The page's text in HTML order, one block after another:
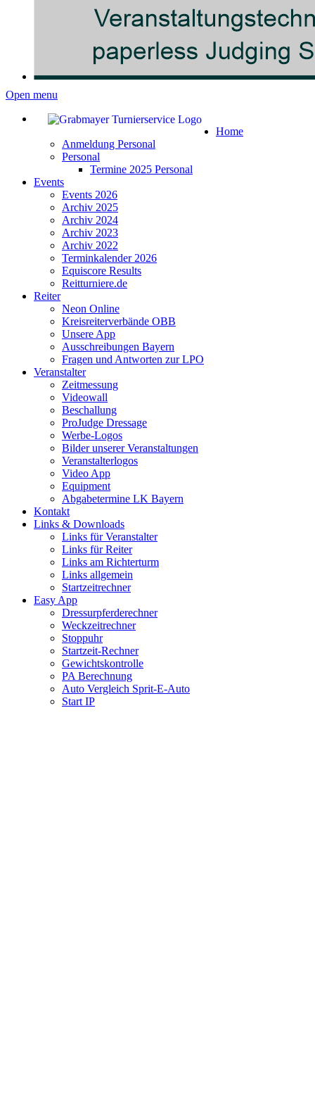
Open menu
Home
Anmeldung Personal
Personal
Termine 2025 Personal
Events
Events 2026
Archiv 2025
Archiv 2024
Archiv 2023
Archiv 2022
Terminkalender 2026
Equiscore Results
Reitturniere.de
Reiter
Neon Online
Kreisreiterverbände OBB
Unsere App
Ausschreibungen Bayern
Fragen und Antworten zur LPO
Veranstalter
Zeitmessung
Videowall
Beschallung
ProJudge Dressage
Werbe-Logos
Bilder unserer Veranstaltungen
Veranstalterlogos
Video App
Equipment
Abgabetermine LK Bayern
Kontakt
Links & Downloads
Links für Veranstalter
Links für Reiter
Links am Richterturm
Links allgemein
Startzeitrechner
Easy App
Dressurpferderechner
Weckzeitrechner
Stoppuhr
Startzeit-Rechner
Gewichtskontrolle
PA Berechnung
Auto Vergleich Sprit-E-Auto
Start IP